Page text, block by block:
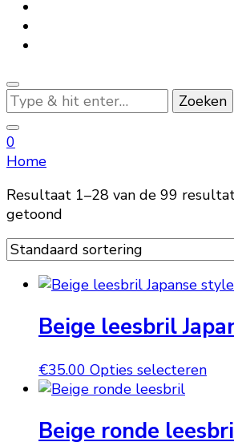
Op
zoek
naar
iets?
0
Home
Resultaat 1–28 van de 99
getoond
Beige leesbril
€35.00 Opties selecterenDit
Beige ronde